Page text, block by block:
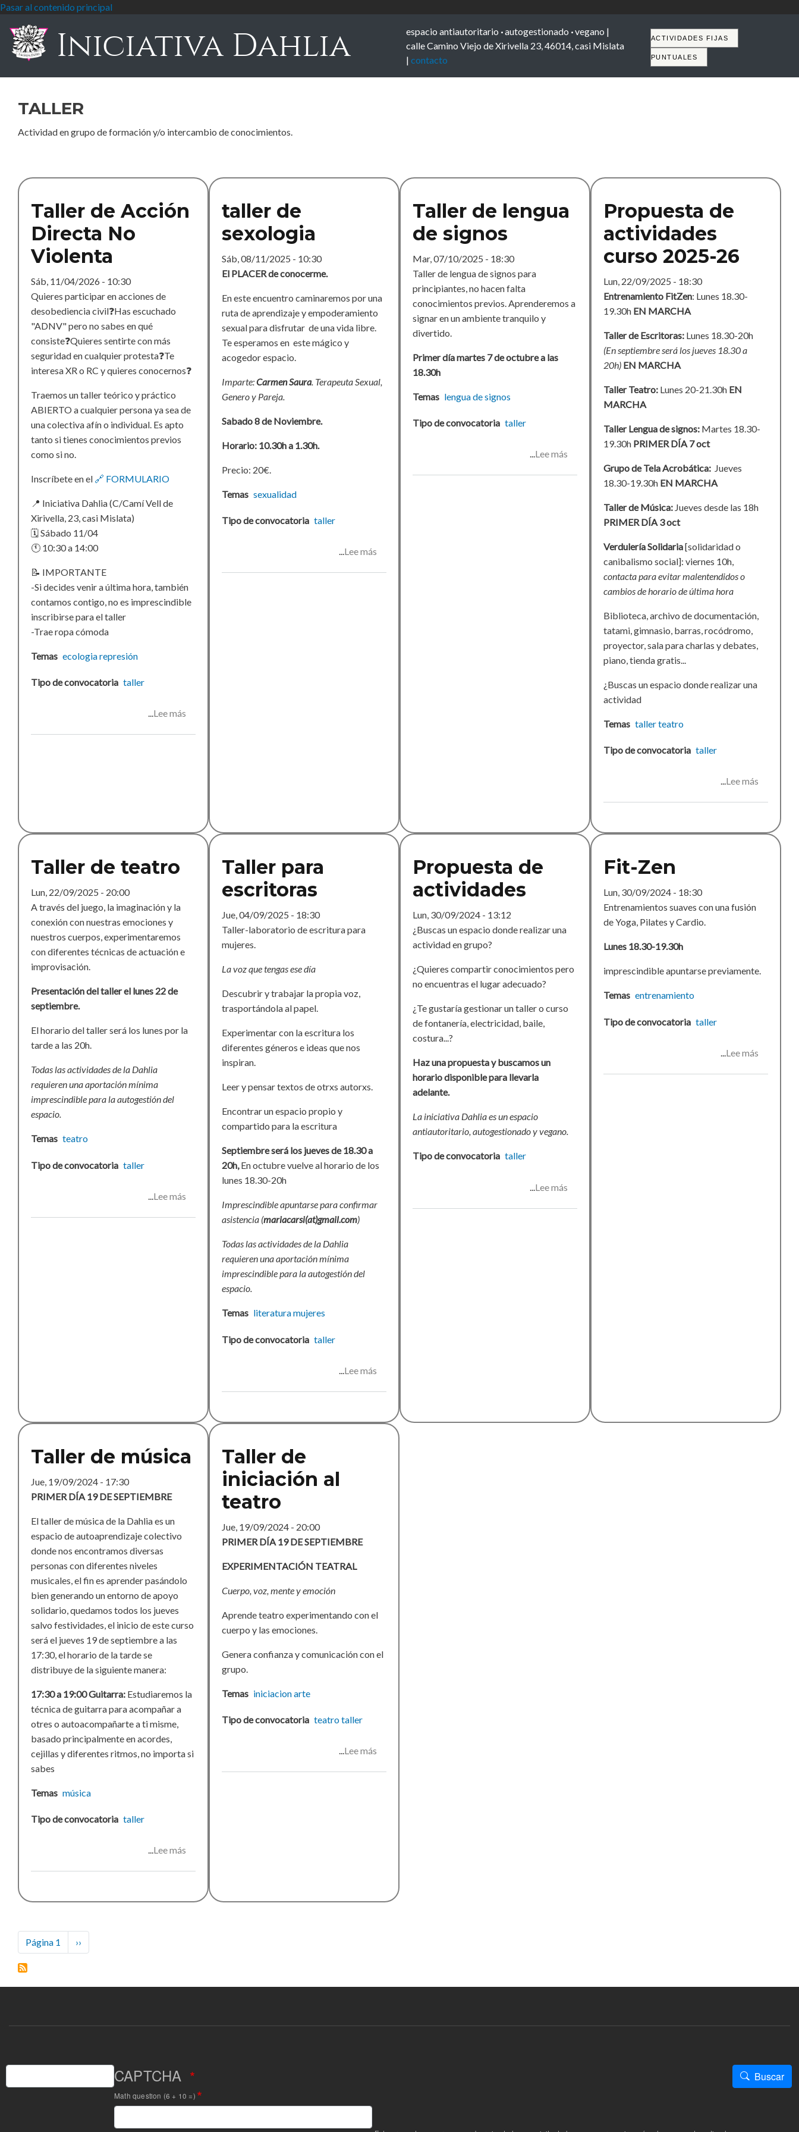
Pasar al contenido principal
Iniciativa Dahlia espacio antiautoritario ·autogestionado ·vegano |
calle Camino Viejo de Xirivella 23, 46014, casi Mislata
| contacto
Tabs
ACTIVIDADES FIJAS
PUNTUALES
taller
Actividad en grupo de formación y/o intercambio de conocimientos.
Taller de Acción
Directa No
Violenta
Sáb, 11/04/2026 - 10:30
Quieres participar en acciones de
desobediencia civil❓Has escuchado
"ADNV" pero no sabes en qué
consiste❓Quieres sentirte con más
seguridad en cualquier protesta❓Te
interesa XR o RC y quieres conocernos❓
Traemos un taller teórico y práctico
ABIERTO a cualquier persona ya sea de
una colectiva afín o individual. Es apto
tanto si tienes conocimientos previos
como si no.
Inscríbete en el 🔗 FORMULARIO
📍 Iniciativa Dahlia (C/Camí Vell de
Xirivella, 23, casi Mislata)
🗓 Sábado 11/04
🕚 10:30 a 14:00
📝 IMPORTANTE
-Si decides venir a última hora, también
contamos contigo, no es imprescindible
inscribirse para el taller
-Trae ropa cómoda
Temas ecologiarepresión
Tipo de convocatoria taller
Lee más
taller de
sexologia
Sáb, 08/11/2025 - 10:30
El PLACER de conocerme.
En este encuentro caminaremos por una
ruta de aprendizaje y empoderamiento
sexual para disfrutar de una vida libre.
Te esperamos en este mágico y
acogedor espacio.
Imparte:Carmen Saura. Terapeuta Sexual,
Genero y Pareja.
Sabado 8 de Noviembre.
Horario: 10.30h a 1.30h.
Precio: 20€.
Temas sexualidad
Tipo de convocatoria taller
Lee más
Taller de lengua
de signos
Mar, 07/10/2025 - 18:30
Taller de lengua de signos para
principiantes, no hacen falta
conocimientos previos. Aprenderemos a
signar en un ambiente tranquilo y
divertido.
Primer día martes 7 de octubre a las
18.30h
Temas lengua de signos
Tipo de convocatoria taller
Lee más
Propuesta de
actividades
curso 2025-26
Lun, 22/09/2025 - 18:30
Entrenamiento FitZen: Lunes 18.30-
19.30h EN MARCHA
Taller de Escritoras: Lunes 18.30-20h
(En septiembre será los jueves 18.30 a
20h) EN MARCHA
Taller Teatro: Lunes 20-21.30h EN
MARCHA
Taller Lengua de signos: Martes 18.30-
19.30h PRIMER DÍA 7 oct
Grupo de Tela Acrobática: Jueves
18.30-19.30h EN MARCHA
Taller de Música: Jueves desde las 18h
PRIMER DÍA 3 oct
Verdulería Solidaria[solidaridad o
canibalismo social]: viernes 10h,
contacta para evitar malentendidos o
cambios de horario de última hora
Biblioteca, archivo de documentación,
tatami, gimnasio, barras, rocódromo,
proyector, sala para charlas y debates,
piano, tienda gratis...
¿Buscas un espacio donde realizar una
actividad
Temas tallerteatro
Tipo de convocatoria taller
Lee más
curso
Taller de teatro
Lun, 22/09/2025 - 20:00
A través del juego, la imaginación y la
conexión con nuestras emociones y
nuestros cuerpos, experimentaremos
con diferentes técnicas de actuación e
improvisación.
Presentación del taller el lunes 22 de
septiembre.
El horario del taller será los lunes por la
tarde a las 20h.
Todas las actividades de la Dahlia
requieren una aportación mínima
imprescindible para la autogestión del
espacio.
Temas teatro
Tipo de convocatoria taller
Lee más
Taller para
escritoras
Jue, 04/09/2025 - 18:30
Taller-laboratorio de escritura para
mujeres.
La voz que tengas ese día
Descubrir y trabajar la propia voz,
trasportándola al papel.
Experimentar con la escritura los
diferentes géneros e ideas que nos
inspiran.
Leer y pensar textos de otrxs autorxs.
Encontrar un espacio propio y
compartido para la escritura
Septiembre será los jueves de 18.30 a
20h,En octubre vuelve al horario de los
lunes 18.30-20h
Imprescindible apuntarse para confirmar
asistencia (mariacarsi(at)gmail.com)
Todas las actividades de la Dahlia
requieren una aportación mínima
imprescindible para la autogestión del
espacio.
Temas literaturamujeres
Tipo de convocatoria taller
Lee más
escritoras
Propuesta de
actividades
Lun, 30/09/2024 - 13:12
¿Buscas un espacio donde realizar una
actividad en grupo?
¿Quieres compartir conocimientos pero
no encuentras el lugar adecuado?
¿Te gustaría gestionar un taller o curso
de fontanería, electricidad, baile,
costura...?
Haz una propuesta y buscamos un
horario disponible para llevarla
adelante.
La iniciativa Dahlia es un espacio
antiautoritario, autogestionado y vegano.
Tipo de convocatoria taller
Lee más
Fit-Zen
Lun, 30/09/2024 - 18:30
Entrenamientos suaves con una fusión
de Yoga, Pilates y Cardio.
Lunes 18.30-19.30h
imprescindible apuntarse previamente.
Temas entrenamiento
Tipo de convocatoria taller
Lee más
Taller de música
Jue, 19/09/2024 - 17:30
PRIMER DÍA 19 DE SEPTIEMBRE
El taller de música de la Dahlia es un
espacio de autoaprendizaje colectivo
donde nos encontramos diversas
personas con diferentes niveles
musicales, el fin es aprender pasándolo
bien generando un entorno de apoyo
solidario, quedamos todos los jueves
salvo festividades, el inicio de este curso
será el jueves 19 de septiembre a las
17:30, el horario de la tarde se
distribuye de la siguiente manera:
17:30 a 19:00 Guitarra: Estudiaremos la
técnica de guitarra para acompañar a
otres o autoacompañarte a ti misme,
basado principalmente en acordes,
cejillas y diferentes ritmos, no importa si
sabes
Temas música
Tipo de convocatoria taller
Lee más
música
Taller de
iniciación al
teatro
Jue, 19/09/2024 - 20:00
PRIMER DÍA 19 DE SEPTIEMBRE
EXPERIMENTACIÓN TEATRAL
Cuerpo, voz, mente y emoción
Aprende teatro experimentando con el
cuerpo y las emociones.
Genera confianza y comunicación con el
grupo.
Temas iniciacionarte
Tipo de convocatoria teatrotaller
Lee más
Paginación
Página 1
Siguiente
página
››
Buscar CAPTCHA
Math question (6 + 10 =)
Buscar